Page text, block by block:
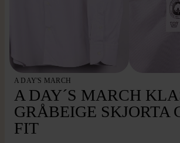
A DAY'S MARCH
A DAY´S MARCH
GRÅBEIGE SKJORTA
FIT